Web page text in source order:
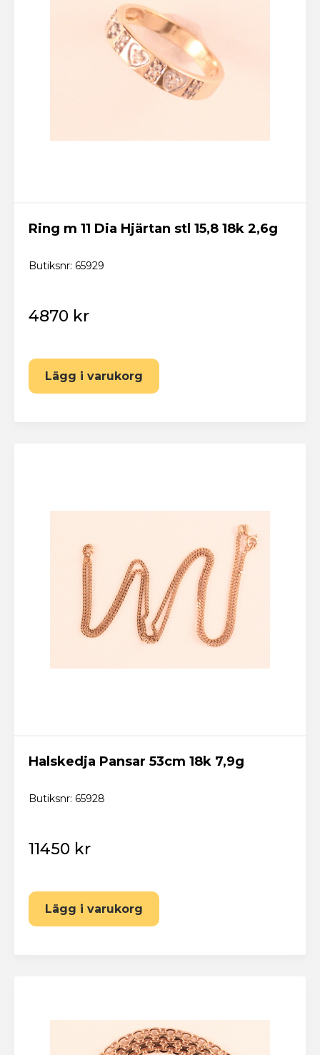
Logga in
Glömt lösenordet? Fixa ett nytt här!
Skicka
Tillbaka till startsidan
Ring m 11 Dia Hjärtan stl 15,8 18k 2,6g
Butiksnr: 65929
4870 kr
Lägg i varukorg
Halskedja Pansar 53cm 18k 7,9g
Butiksnr: 65928
11450 kr
Lägg i varukorg